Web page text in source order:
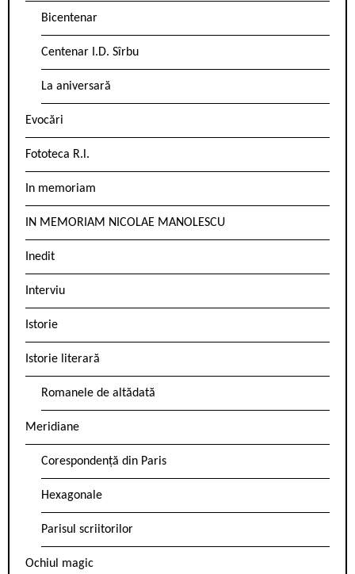
Bicentenar
Centenar I.D. Sîrbu
La aniversară
Evocări
Fototeca R.l.
In memoriam
IN MEMORIAM NICOLAE MANOLESCU
Inedit
Interviu
Istorie
Istorie literară
Romanele de altădată
Meridiane
Corespondență din Paris
Hexagonale
Parisul scriitorilor
Ochiul magic